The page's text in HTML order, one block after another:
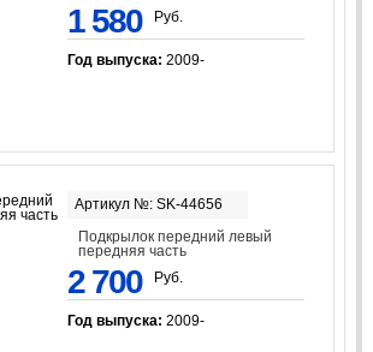
1 580 Руб.
Год выпуска: 2009-
Артикул №: SK-44656
Подкрылок передний левый
передняя часть
2 700 Руб.
Год выпуска: 2009-